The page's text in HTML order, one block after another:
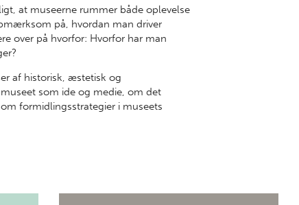
at museerne rummer både oplevelse
på, hvordan man driver
over på hvorfor: Hvorfor har man
af historisk, æstetisk og
som ide og medie, om det
formidlingsstrategier i museets